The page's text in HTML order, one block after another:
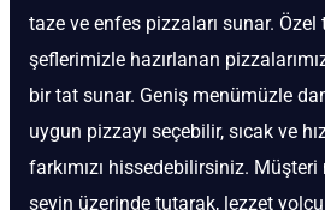
taze ve enfes pizzaları sunar.
şeflerimizle hazırlanan
bir tat sunar. Geniş menümüzle
uygun pizzayı seçebilir, sıcak ve
farkımızı hissedebilirsiniz.
şeyin üzerinde tutarak, lezzet